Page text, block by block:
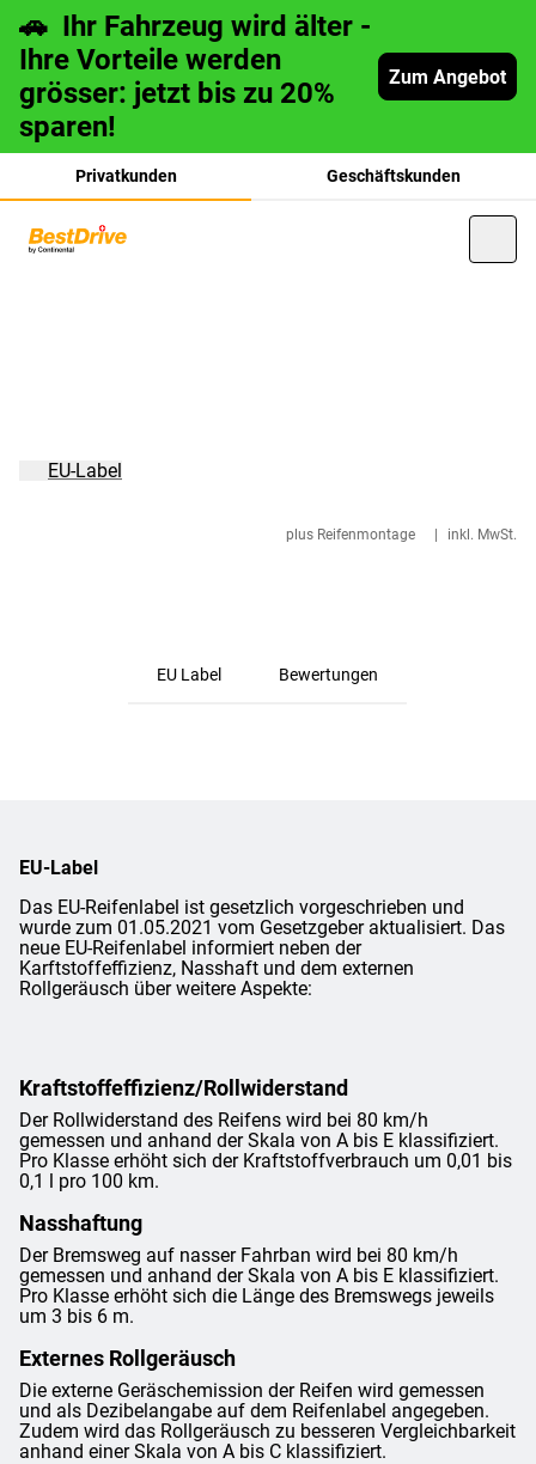
🚗 Ihr Fahrzeug wird älter -
Ihre Vorteile werden
grösser: jetzt bis zu 20%
sparen!
Zum Angebot
Privatkunden Geschäftskunden
plus Reifenmontage inkl. MwSt.
EU-Label
EU Label Bewertungen
EU-Label
Das EU-Reifenlabel ist gesetzlich vorgeschrieben und
wurde zum 01.05.2021 vom Gesetzgeber aktualisiert. Das
neue EU-Reifenlabel informiert neben der
Karftstoffeffizienz, Nasshaft und dem externen
Rollgeräusch über weitere Aspekte:
Kraftstoffeffizienz/Rollwiderstand
Der Rollwiderstand des Reifens wird bei 80 km/h
gemessen und anhand der Skala von A bis E klassifiziert.
Pro Klasse erhöht sich der Kraftstoffverbrauch um 0,01 bis
0,1 l pro 100 km.
Nasshaftung
Der Bremsweg auf nasser Fahrban wird bei 80 km/h
gemessen und anhand der Skala von A bis E klassifiziert.
Pro Klasse erhöht sich die Länge des Bremswegs jeweils
um 3 bis 6 m.
Externes Rollgeräusch
Die externe Geräschemission der Reifen wird gemessen
und als Dezibelangabe auf dem Reifenlabel angegeben.
Zudem wird das Rollgeräusch zu besseren Vergleichbarkeit
anhand einer Skala von A bis C klassifiziert.